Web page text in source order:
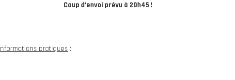
Coup d’envoi prévu à 20h45 !
pratiques :